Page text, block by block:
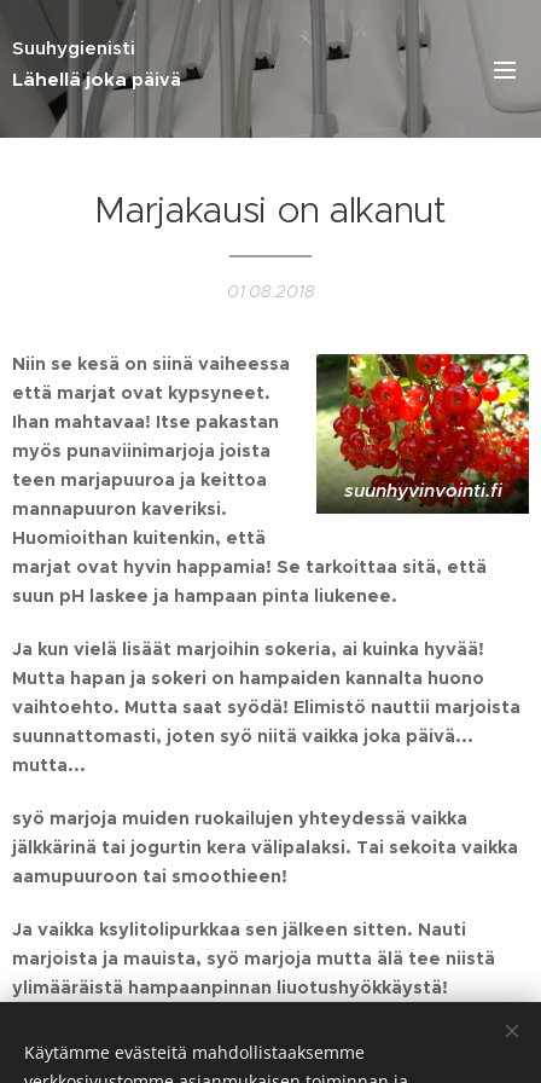
Suuhygienisti
Lähellä jokapäivä
Marjakausi on alkanut
01.08.2018
suunhyvinvointi.fi
Niin se kesä on siinä vaiheessa
että marjat ovat kypsyneet.
Ihan mahtavaa! Itse pakastan
myös punaviinimarjoja joista
teen marjapuuroa ja keittoa
mannapuuron kaveriksi.
Huomioithan kuitenkin, että
marjat ovat hyvin happamia! Se tarkoittaa sitä, että
suun pH laskee ja hampaan pinta liukenee.
Ja kun vielä lisäät marjoihin sokeria, ai kuinka hyvää!
Mutta hapan ja sokeri on hampaiden kannalta huono
vaihtoehto. Mutta saat syödä! Elimistö nauttii marjoista
suunnattomasti, joten syö niitä vaikka joka päivä...
mutta...
syö marjoja muiden ruokailujen yhteydessä vaikka
jälkkärinä tai jogurtin kera välipalaksi. Tai sekoita vaikka
aamupuuroon tai smoothieen!
Ja vaikka ksylitolipurkkaa sen jälkeen sitten. Nauti
marjoista ja mauista, syö marjoja mutta älä tee niistä
ylimääräistä hampaanpinnan liuotushyökkäystä!
Share
Käytämme evästeitä mahdollistaaksemme